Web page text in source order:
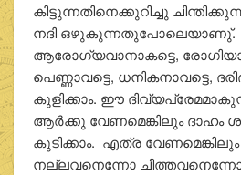
കിട്ടുന്നതിനെക്കുറിച്ചു
നദി ഒഴുകുന്നതുപോലെയാണു്.
ആരോഗ്യവാനാകട്ടെ,
പെണ്ണാവട്ടെ, ധനികനാവട്ടെ,
കുളിക്കാം. ഈ
ആര്‍ക്കു വേണമെങ്കിലും ദാഹം
കുടിക്കാം. എത്ര വേണമെങ്കിലും
നല്ലവനെന്നോ ചീത്തവനെന്നോ